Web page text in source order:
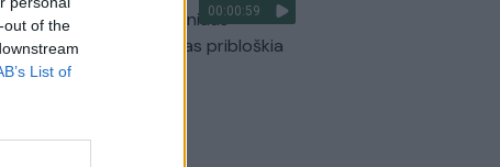
out of the
List of
00:00:59
kaip patvino Vilniaus
aplinkkelis: vaizdas pribloškia
Žinios | Lietuvos diena